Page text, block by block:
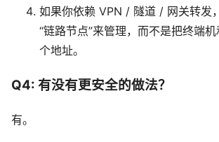
如果你依赖 VPN / 隧道 / 网关转发
“链路节点”来管理，而不是把终端
个地址。
Q4: 有没有更安全的做法？
有。